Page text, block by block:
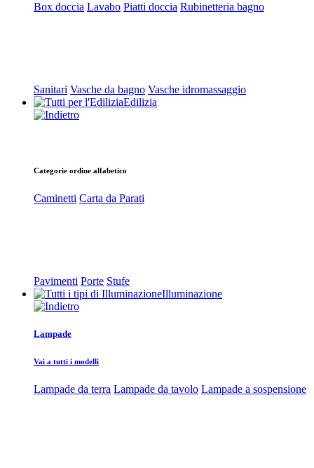
Box doccia Lavabo Piatti doccia Rubinetteria bagno
Sanitari Vasche da bagno Vasche idromassaggio
Edilizia
Categorie ordine alfabetico
Caminetti Carta da Parati
Pavimenti Porte Stufe
Illuminazione
Lampade
Vai a tutti i modelli
Lampade da terra Lampade da tavolo Lampade a sospensione